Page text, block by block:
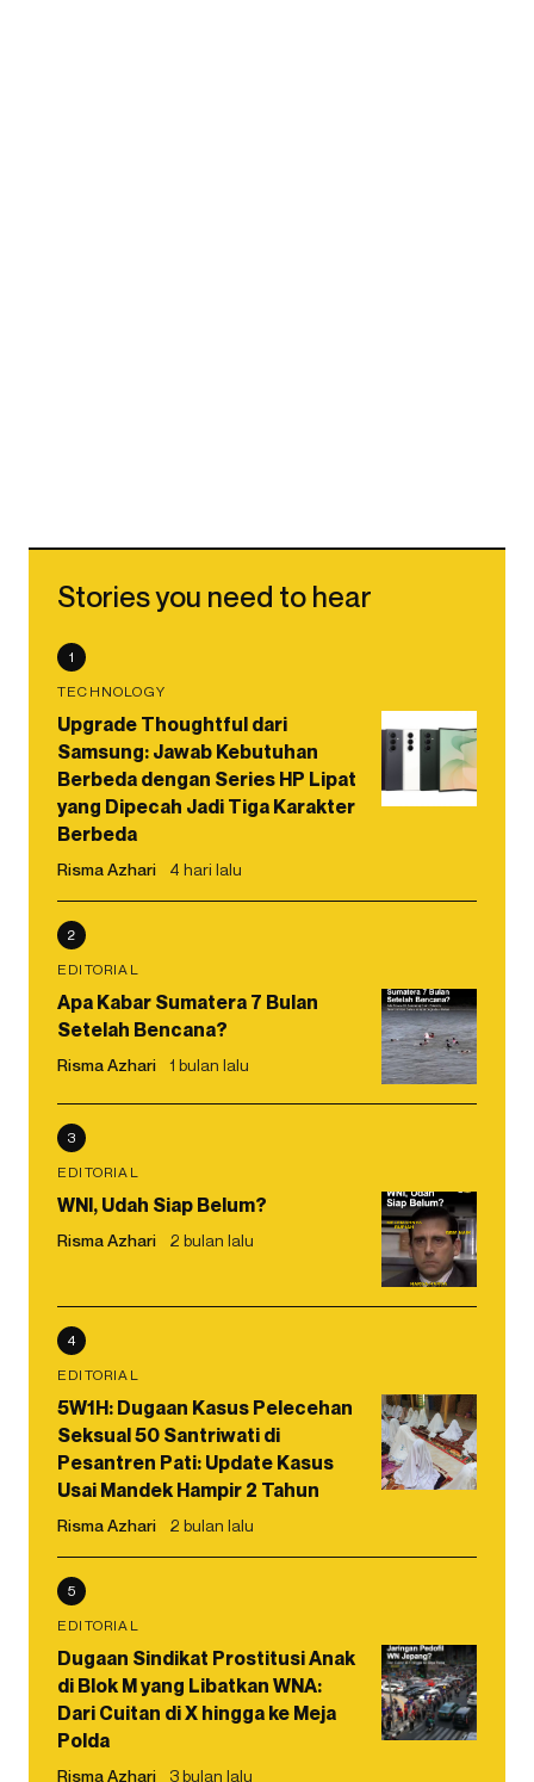
Stories you need to hear
1
TECHNOLOGY
Upgrade Thoughtful dari
Samsung: Jawab Kebutuhan
Berbeda dengan Series HP Lipat
yang Dipecah Jadi Tiga Karakter
Berbeda
Risma Azhari 4 hari lalu
2
EDITORIAL
Apa Kabar Sumatera 7 Bulan
Setelah Bencana?
Risma Azhari 1 bulan lalu
3
EDITORIAL
WNI, Udah Siap Belum?
Risma Azhari 2 bulan lalu
4
EDITORIAL
5W1H: Dugaan Kasus Pelecehan
Seksual 50 Santriwati di
Pesantren Pati: Update Kasus
Usai Mandek Hampir 2 Tahun
Risma Azhari 2 bulan lalu
5
EDITORIAL
Dugaan Sindikat Prostitusi Anak
di Blok M yang Libatkan WNA:
Dari Cuitan di X hingga ke Meja
Polda
Risma Azhari 3 bulan lalu